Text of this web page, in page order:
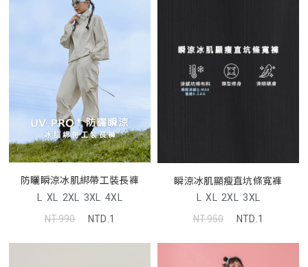
防曬瞬涼冰肌綁帶工裝長褲
L XL 2XL 3XL 4XL
NT.990
NTD.1
瞬涼冰肌顯瘦直坑條寬褲
L XL 2XL 3XL
NT.950
NTD.1